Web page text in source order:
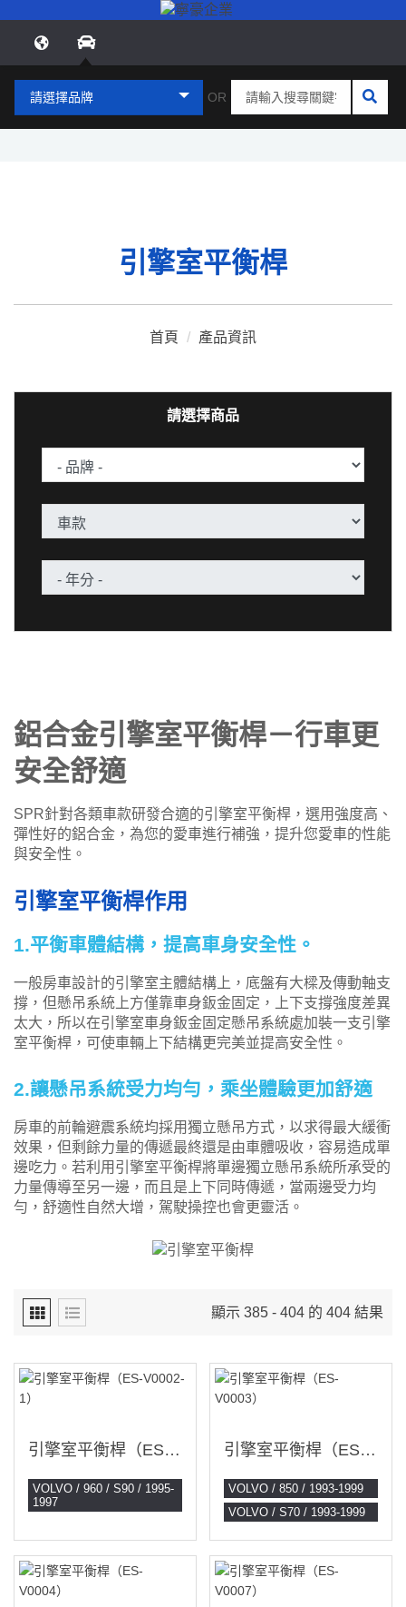
請選擇品牌 OR
引擎室平衡桿
首頁 / 產品資訊
請選擇商品
鋁合金引擎室平衡桿－行車更
安全舒適
SPR針對各類車款研發合適的引擎室平衡桿，選用強度高、
彈性好的鋁合金，為您的愛車進行補強，提升您愛車的性能
與安全性。
引擎室平衡桿作用
1.平衡車體結構，提高車身安全性。
一般房車設計的引擎室主體結構上，底盤有大樑及傳動軸支
撐，但懸吊系統上方僅靠車身鈑金固定，上下支撐強度差異
太大，所以在引擎室車身鈑金固定懸吊系統處加裝一支引擎
室平衡桿，可使車輛上下結構更完美並提高安全性。
2.讓懸吊系統受力均勻，乘坐體驗更加舒適
房車的前輪避震系統均採用獨立懸吊方式，以求得最大緩衝
效果，但剩餘力量的傳遞最終還是由車體吸收，容易造成單
邊吃力。若利用引擎室平衡桿將單邊獨立懸吊系統所承受的
力量傳導至另一邊，而且是上下同時傳遞，當兩邊受力均
勻，舒適性自然大增，駕駛操控也會更靈活。
顯示 385 - 404 的 404 結果
引擎室平衡桿（ES-V0002-1）
VOLVO / 960 / S90 / 1995-
1997
引擎室平衡桿（ES-V0003）
VOLVO / 850 / 1993-1999
VOLVO / S70 / 1993-1999